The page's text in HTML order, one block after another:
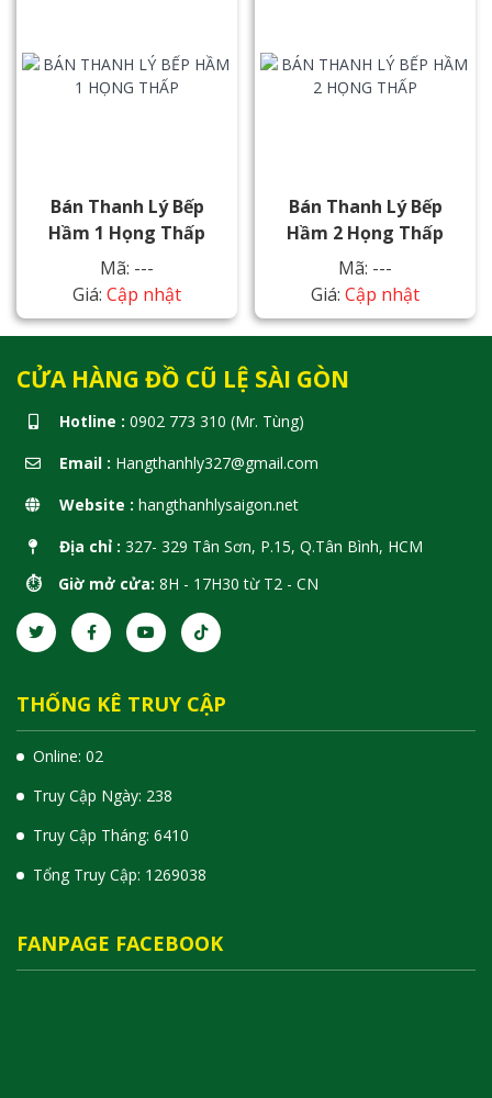
Bán Thanh Lý Bếp
Hầm 1 Họng Thấp
Mã: ---
Giá: Cập nhật
Bán Thanh Lý Bếp
Hầm 2 Họng Thấp
Mã: ---
Giá: Cập nhật
CỬA HÀNG ĐỒ CŨ LỆ SÀI GÒN
Hotline : 0902 773 310 (Mr. Tùng)
Email : Hangthanhly327@gmail.com
Website : hangthanhlysaigon.net
Địa chỉ : 327- 329 Tân Sơn, P.15, Q.Tân Bình, HCM
⏱️ Giờ mở cửa: 8H - 17H30 từ T2 - CN
THỐNG KÊ TRUY CẬP
Online: 02
Truy Cập Ngày: 238
Truy Cập Tháng: 6410
Tổng Truy Cập: 1 269038
FANPAGE FACEBOOK